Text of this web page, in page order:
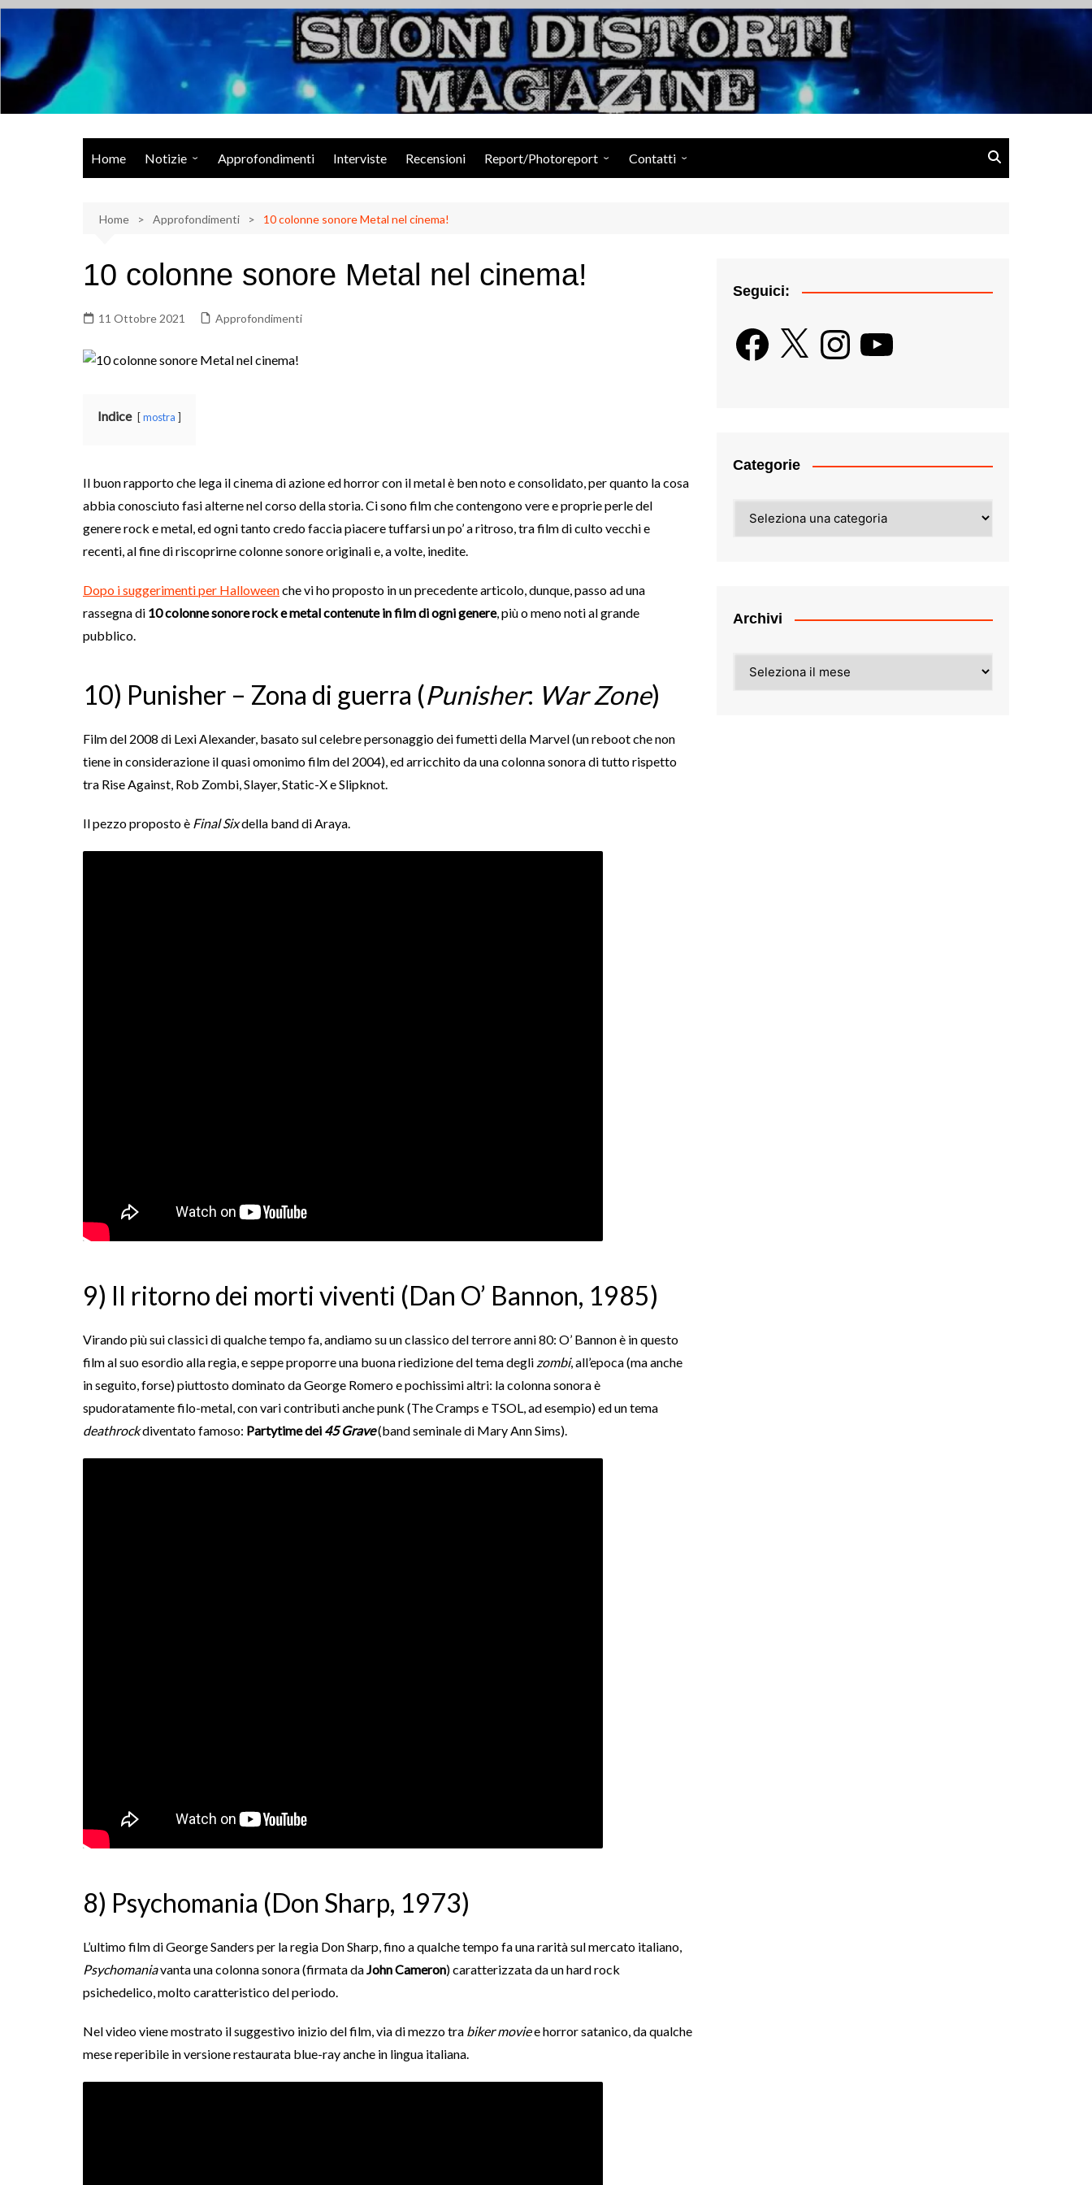
Salta
contenuto
Suoni Distorti Magazine
Musica Rock, Metal, Punk e varie sonorità alternative
Home Notizie
Eventi
Libri
Approfondimenti Interviste Recensioni Report/Photoreport Contatti
Home Approfondimenti 10 colonne sonore Metal nel cinema!
10 colonne sonore Metal nel cinema!
11 Ottobre 2021 Approfondimenti
Indice mostra
Il buon rapporto che lega il cinema di azione ed horror con il metal è ben noto e consolidato, per quanto la cosa
abbia conosciuto fasi alterne nel corso della storia. Ci sono film che contengono vere e proprie perle del
genere rock e metal, ed ogni tanto credo faccia piacere tuffarsi un po’ a ritroso, tra film di culto vecchi e
recenti, al fine di riscoprirne colonne sonore originali e, a volte, inedite.
Dopo i suggerimenti per Halloweenche vi ho proposto in un precedente articolo, dunque, passo ad una
rassegna di 10 colonne sonore rock e metal contenute in film di ogni genere, più o meno noti al grande
pubblico.
10) Punisher – Zona di guerra (Punisher: War Zone)
Film del 2008 di Lexi Alexander, basato sul celebre personaggio dei fumetti della Marvel (un reboot che non
tiene in considerazione il quasi omonimo film del 2004), ed arricchito da una colonna sonora di tutto rispetto
tra Rise Against, Rob Zombi, Slayer, Static-X e Slipknot.
Il pezzo proposto è Final Sixdella band di Araya.
9) Il ritorno dei morti viventi (Dan O’ Bannon, 1985)
Virando più sui classici di qualche tempo fa, andiamo su un classico del terrore anni 80: O’ Bannon è in questo
film al suo esordio alla regia, e seppe proporre una buona riedizione del tema degli zombi, all’epoca (ma anche
in seguito, forse) piuttosto dominato da George Romero e pochissimi altri: la colonna sonora è
spudoratamente filo-metal, con vari contributi anche punk (The Cramps e TSOL, ad esempio) ed un tema
deathrockdiventato famoso: Partytime dei 45 Grave(band seminale di Mary Ann Sims).
8) Psychomania (Don Sharp, 1973)
L’ultimo film diGeorge Sanders per la regia Don Sharp, fino a qualche tempo fa una rarità sul mercato italiano,
Psychomaniavanta una colonna sonora (firmata daJohn Cameron) caratterizzata da un hard rock
psichedelico, molto caratteristico del periodo.
Nel video viene mostrato il suggestivo inizio del film, via di mezzo tra biker moviee horror satanico, da qualche
mese reperibile in versione restaurata blue-ray anche in lingua italiana.
Seguici:
Facebook
X InstagramYouTube
Categorie
Archivi